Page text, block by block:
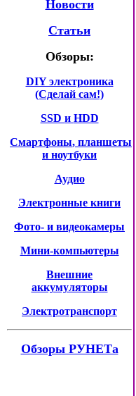
Новости
Статьи
Обзоры:
DIY электроника
(Сделай сам!)
SSD и HDD
Смартфоны, планшеты
и ноутбуки
Аудио
Электронные книги
Фото- и видеокамеры
Мини-компьютеры
Внешние
аккумуляторы
Электротранспорт
Обзоры РУНЕТа